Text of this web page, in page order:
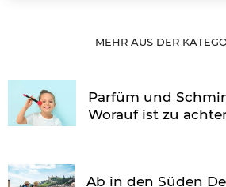
MEHR AUS DER
Parfüm und
Worauf ist zu
Ab in den Süden